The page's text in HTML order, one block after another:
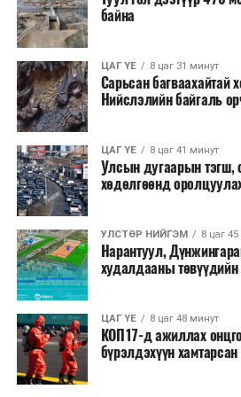
байна
ЦАГ ҮЕ 8 цаг 31 минут
Сарьсан багваахайтай
Нийслэлийн байгаль
ЦАГ ҮЕ 8 цаг 41 минут
Улсын дугаарын тэгш,
хөдөлгөөнд
УЛСТӨР НИЙГЭМ 8 цаг
Нарантуул,
худалдааны төвүүдийн
ЦАГ ҮЕ 8 цаг 48 минут
КОП17-д ажиллах
бүрэлдэхүүн